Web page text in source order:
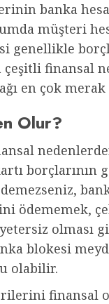
banka
müşteri
genellikle
çeşitli finansal
en çok
Olur?
borçlarının
ödememek,
blokesi
olabilir.